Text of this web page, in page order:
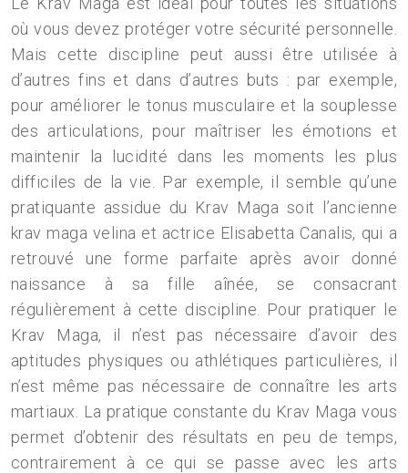
où vous devez protéger votre sécurité personnelle.
Mais cette discipline peut aussi être utilisée à
d’autres fins et dans d’autres buts : par exemple,
pour améliorer le tonus musculaire et la souplesse
des articulations, pour maîtriser les émotions et
maintenir la lucidité dans les moments les plus
difficiles de la vie. Par exemple, il semble qu’une
pratiquante assidue du Krav Maga soit l’ancienne
krav maga velina et actrice Elisabetta Canalis, qui a
retrouvé une forme parfaite après avoir donné
naissance à sa fille aînée, se consacrant
régulièrement à cette discipline. Pour pratiquer le
Krav Maga, il n’est pas nécessaire d’avoir des
aptitudes physiques ou athlétiques particulières, il
n’est même pas nécessaire de connaître les arts
martiaux. La pratique constante du Krav Maga vous
permet d’obtenir des résultats en peu de temps,
contrairement à ce qui se passe avec les arts